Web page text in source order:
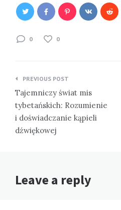
0 0
Nawigacja
wpisu
PREVIOUS POST
Tajemniczy świat mis
tybetańskich: Rozumienie
i doświadczanie kąpieli
dźwiękowej
Leave a reply